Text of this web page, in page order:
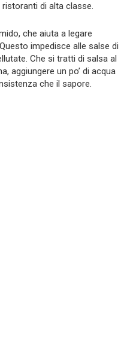
di alta classe.
che aiuta a legare
impedisce alle salse di
Che si tratti di salsa al
aggiungere un po’ di acqua
che il sapore.